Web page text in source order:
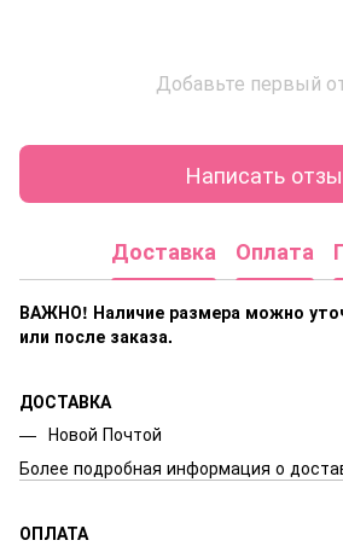
Добавьте первый
Написать
Доставка Оплата
ВАЖНО! Наличие размера можно
или после заказа.
ДОСТАВКА
Новой Почтой
Более подробная информация о
ОПЛАТА